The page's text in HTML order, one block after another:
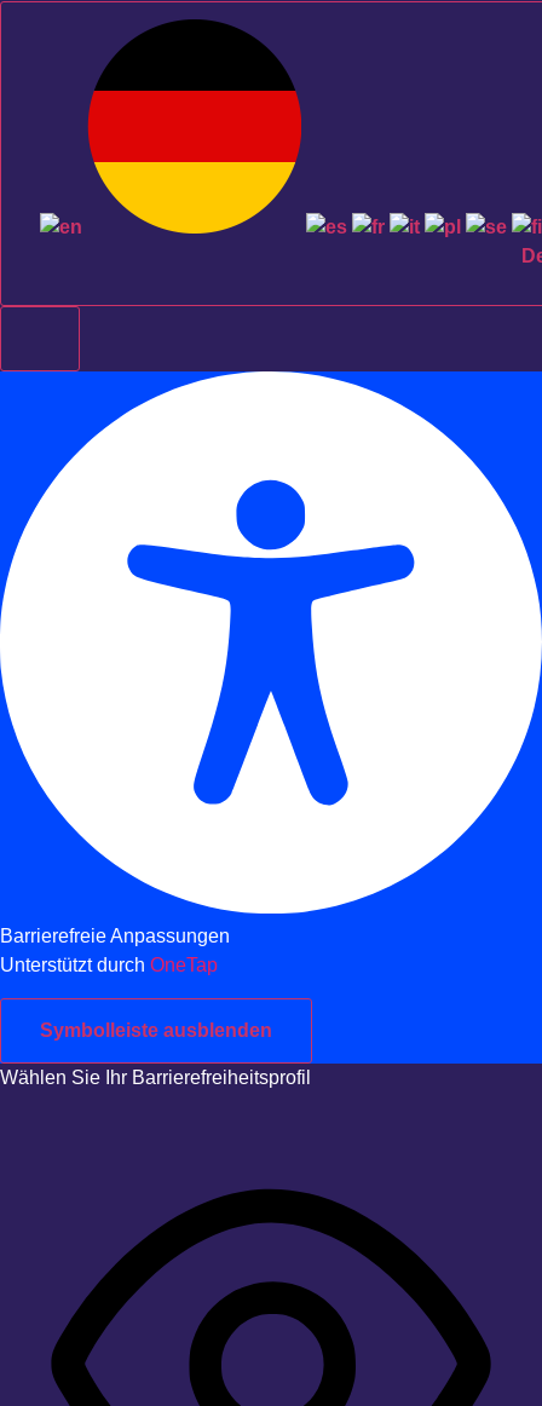
Barrierefreie Anpassungen
Unterstützt durch OneTap
Symbolleiste ausblenden
Wählen Sie Ihr Barrierefreiheitsprofil